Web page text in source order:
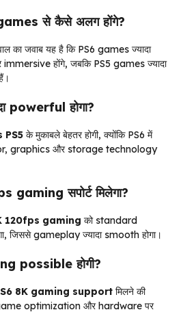
से कैसे अलग होंगे?
का जवाब यह है कि PS6 games ज्यादा
होंगे, जबकि PS5 games ज्यादा
powerful होगा?
PS5 के मुकाबले बेहतर होगी, क्योंकि PS6 में
graphics और storage technology
gaming सपोर्ट मिलेगा?
120fps gaming को standard
जिससे gameplay ज्यादा smooth होगा।
possible होगी?
8K gaming support मिलने की
game optimization और hardware पर